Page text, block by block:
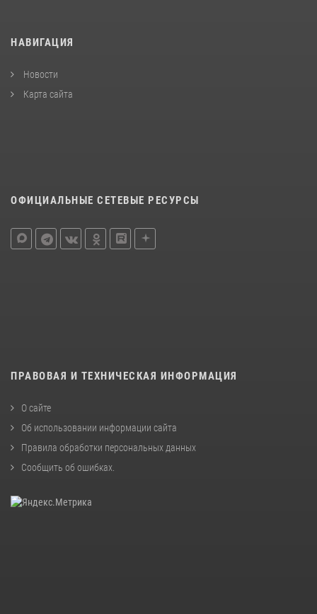
НАВИГАЦИЯ
Новости
Карта сайта
ОФИЦИАЛЬНЫЕ СЕТЕВЫЕ РЕСУРСЫ
ПРАВОВАЯ И ТЕХНИЧЕСКАЯ ИНФОРМАЦИЯ
О сайте
Об использовании информации сайта
Правила обработки персональных данных
Сообщить об ошибках